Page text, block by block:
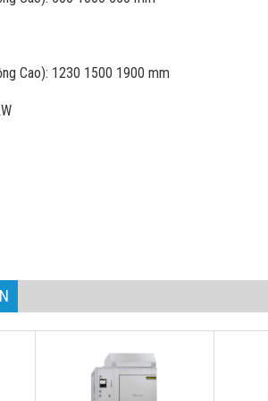
Cao): 1230 1500 1900 mm